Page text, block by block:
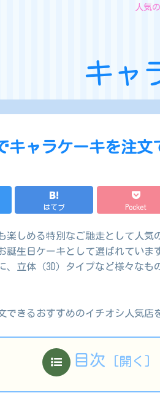
人気
キャ
キャラケーキを注
はてブ Pocket
楽しめる特別なご馳走として人気
誕生日ケーキとして選ばれてい
、立体（3D）タイプなど様々な
できるおすすめのイチオシ人気店
目次